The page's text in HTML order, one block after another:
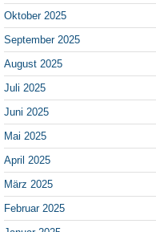
Oktober 2025
September 2025
August 2025
Juli 2025
Juni 2025
Mai 2025
April 2025
März 2025
Februar 2025